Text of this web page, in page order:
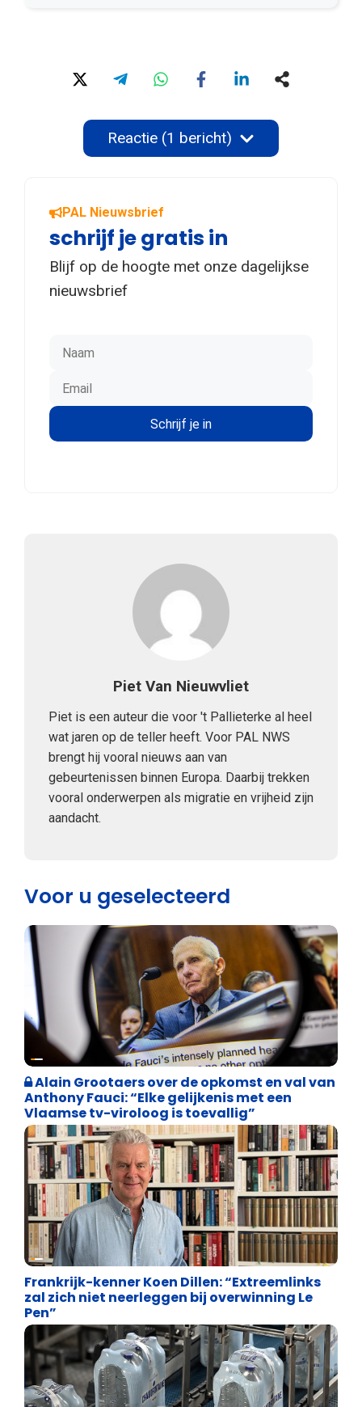
Reactie (1 bericht)
PAL Nieuwsbrief
schrijf je gratis in
Blijf op de hoogte met onze dagelijkse
nieuwsbrief
Piet Van Nieuwvliet
Piet is een auteur die voor 't Pallieterke al heel
wat jaren op de teller heeft. Voor PAL NWS
brengt hij vooral nieuws aan van
gebeurtenissen binnen Europa. Daarbij trekken
vooral onderwerpen als migratie en vrijheid zijn
aandacht.
Voor u geselecteerd
Weekblad 't Pallieterke
Alain Grootaers over de opkomst en val van
Anthony Fauci: “Elke gelijkenis met een
Vlaamse tv-viroloog is toevallig”
Internationale politiek
Frankrijk-kenner Koen Dillen: “Extreemlinks
zal zich niet neerleggen bij overwinning Le
Pen”